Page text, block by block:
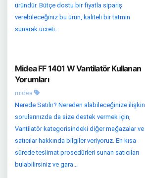
üründür. Bütçe dostu bir fiyatla sipariş
verebileceğiniz bu ürün, kaliteli bir tatmin
sunarak ücreti...
Midea FF 1401 W Vantilatör Kullanan
Yorumları
midea
Nerede Satılır? Nereden alabileceğinize ilişkin
sorularınızda da size destek vermek için,
Vantilatör kategorisindeki diğer mağazalar ve
satıcılar hakkında bilgiler veriyoruz. En kısa
sürede teslimat prosedürleri sunan satıcıları
bulabilirsiniz ve gara...